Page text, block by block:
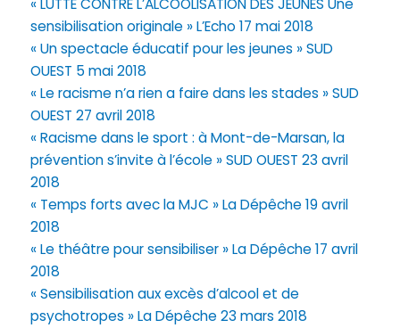
« LUTTE CONTRE L’ALCOOLISATION DES JEUNES Une
sensibilisation originale » L’Echo 17 mai 2018
« Un spectacle éducatif pour les jeunes » SUD
OUEST 5 mai 2018
« Le racisme n’a rien a faire dans les stades » SUD
OUEST 27 avril 2018
« Racisme dans le sport : à Mont-de-Marsan, la
prévention s’invite à l’école » SUD OUEST 23 avril
2018
« Temps forts avec la MJC » La Dépêche 19 avril
2018
« Le théâtre pour sensibiliser » La Dépêche 17 avril
2018
« Sensibilisation aux excès d’alcool et de
psychotropes » La Dépêche 23 mars 2018